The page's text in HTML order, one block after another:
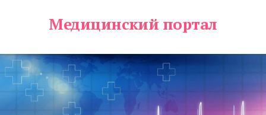
Медицинский портал